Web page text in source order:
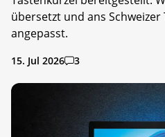
übersetzt und ans
angepasst.
15. Jul 2026 3